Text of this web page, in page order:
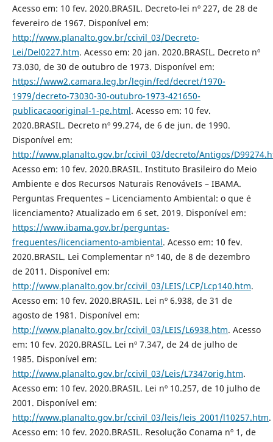
Acesso em: 10 fev. 2020.BRASIL. Decreto-lei nº 227, de 28 de
fevereiro de 1967. Disponível em:
http://www.planalto.gov.br/ccivil_03/Decreto-
Lei/Del0227.htm. Acesso em: 20 jan. 2020.BRASIL. Decreto nº
73.030, de 30 de outubro de 1973. Disponível em:
https://www2.camara.leg.br/legin/fed/decret/1970-
1979/decreto-73030-30-outubro-1973-421650-
publicacaooriginal-1-pe.html. Acesso em: 10 fev.
2020.BRASIL. Decreto nº 99.274, de 6 de jun. de 1990.
Disponível em:
http://www.planalto.gov.br/ccivil_03/decreto/Antigos/
Acesso em: 10 fev. 2020.BRASIL. Instituto Brasileiro do Meio
Ambiente e dos Recursos Naturais RenováveIs – IBAMA.
Perguntas Frequentes – Licenciamento Ambiental: o que é
licenciamento? Atualizado em 6 set. 2019. Disponível em:
https://www.ibama.gov.br/perguntas-
frequentes/licenciamento-ambiental. Acesso em: 10 fev.
2020.BRASIL. Lei Complementar nº 140, de 8 de dezembro
de 2011. Disponível em:
http://www.planalto.gov.br/ccivil_03/LEIS/LCP/Lcp140.htm.
Acesso em: 10 fev. 2020.BRASIL. Lei nº 6.938, de 31 de
agosto de 1981. Disponível em:
http://www.planalto.gov.br/ccivil_03/LEIS/L6938.htm. Acesso
em: 10 fev. 2020.BRASIL. Lei nº 7.347, de 24 de julho de
1985. Disponível em:
http://www.planalto.gov.br/ccivil_03/Leis/L7347orig.htm.
Acesso em: 10 fev. 2020.BRASIL. Lei nº 10.257, de 10 julho de
2001. Disponível em:
http://www.planalto.gov.br/ccivil_03/leis/leis_2001/l10257.htm.
Acesso em: 10 fev. 2020.BRASIL. Resolução Conama nº 1, de